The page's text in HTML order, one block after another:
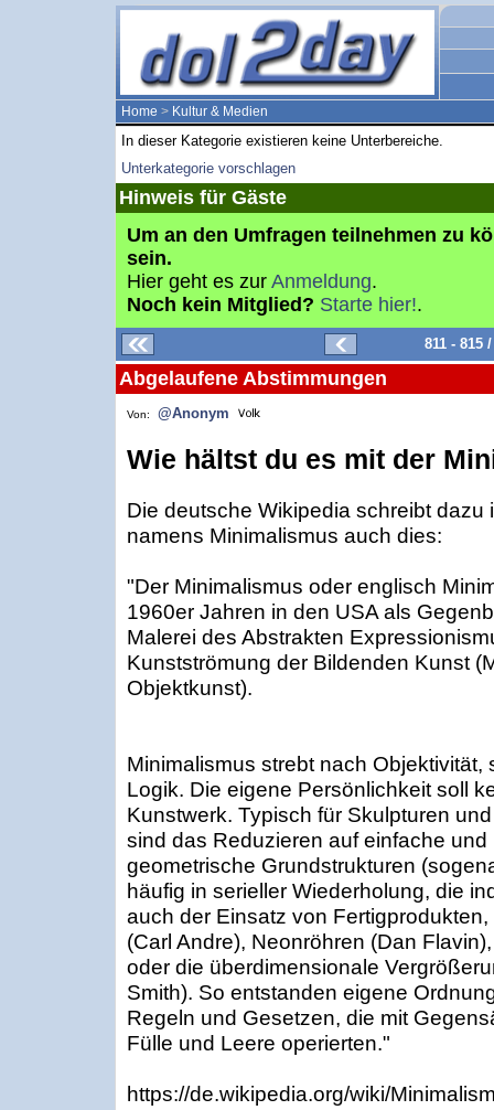
Home > Kultur & Medien
In dieser Kategorie existieren keine Unterbereiche.
Unterkategorie vorschlagen
Hinweis für Gäste
Um an den Umfragen teilnehmen zu
sein.
Hier geht es zur Anmeldung.
Noch kein Mitglied? Starte hier!.
811 - 815
Abgelaufene Abstimmungen
Von: @Anonym
Wie hältst du es mit der
Die deutsche Wikipedia schreibt dazu
namens Minimalismus auch dies:
"Der Minimalismus oder englisch
1960er Jahren in den USA als
Malerei des Abstrakten
Kunstströmung der Bildenden Kunst
Objektkunst).
Minimalismus strebt nach
Logik. Die eigene Persönlichkeit soll
Kunstwerk. Typisch für Skulpturen
sind das Reduzieren auf einfache
geometrische Grundstrukturen
häufig in serieller Wiederholung, die
auch der Einsatz von
(Carl Andre), Neonröhren (Dan
oder die überdimensionale
Smith). So entstanden eigene
Regeln und Gesetzen, die mit
Fülle und Leere operierten."
https://de.wikipedia.org/wiki/